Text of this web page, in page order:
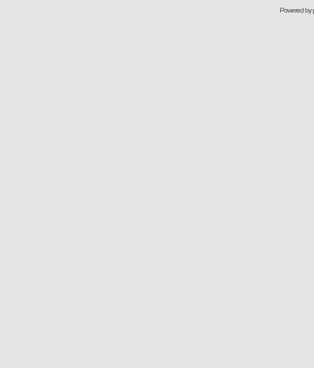
Powered by